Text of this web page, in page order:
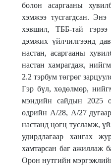
болон асаргааны
хэмжээ тусгагдсан.
хэвшил, ТББ-тай
дэмжих үйлчилгээнд
настан, асаргааны
настан хамрагдаж,
2.2 тэрбум төгрөг
Гэр бүл, хөдөлмөр,
мэндийн сайдын 2025
өдрийн А/28, А/27
настанд цогц тусламж,
удирдлагаар хангах
хамтарсан баг ажиллаж
Орон нутгийн